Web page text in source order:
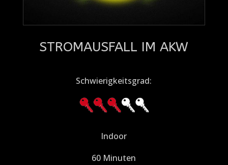
STROMAUSFALL IM AKW
Schwierigkeitsgrad:
Indoor
60 Minuten